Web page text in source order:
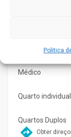
Politica
Fisioterapia
Médico
Quarto individual
Quartos Duplos
Obter